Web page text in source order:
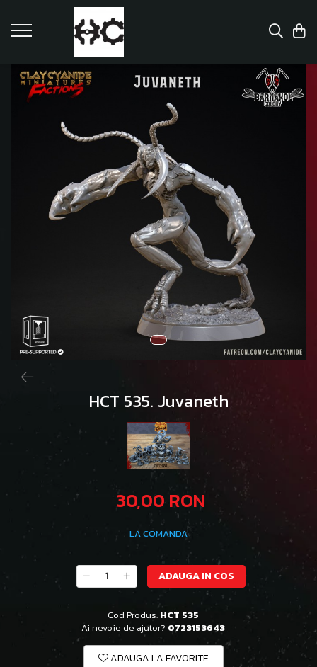
HCT 535. Juvaneth
30,00 RON
LA COMANDA
ADAUGA IN COS
Cod Produs: HCT 535
Ai nevoie de ajutor? 0723153643
ADAUGA LA FAVORITE